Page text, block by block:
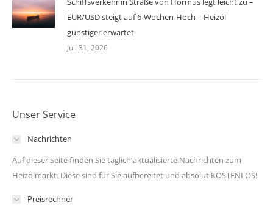
EUR/USD steigt auf 6-Wochen-Hoch – Heizöl
günstiger erwartet
Juli 31, 2026
Unser Service
Nachrichten
Auf dieser Seite finden Sie täglich aktualisierte Nachrichten zum
Heizölmarkt. Diese sind für Sie aufbereitet und absolut KOSTENLOS!
Preisrechner